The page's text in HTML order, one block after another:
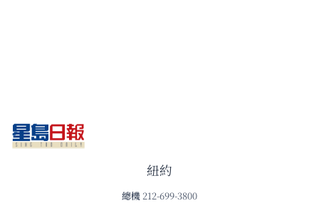
紐約
總機 212-699-3800